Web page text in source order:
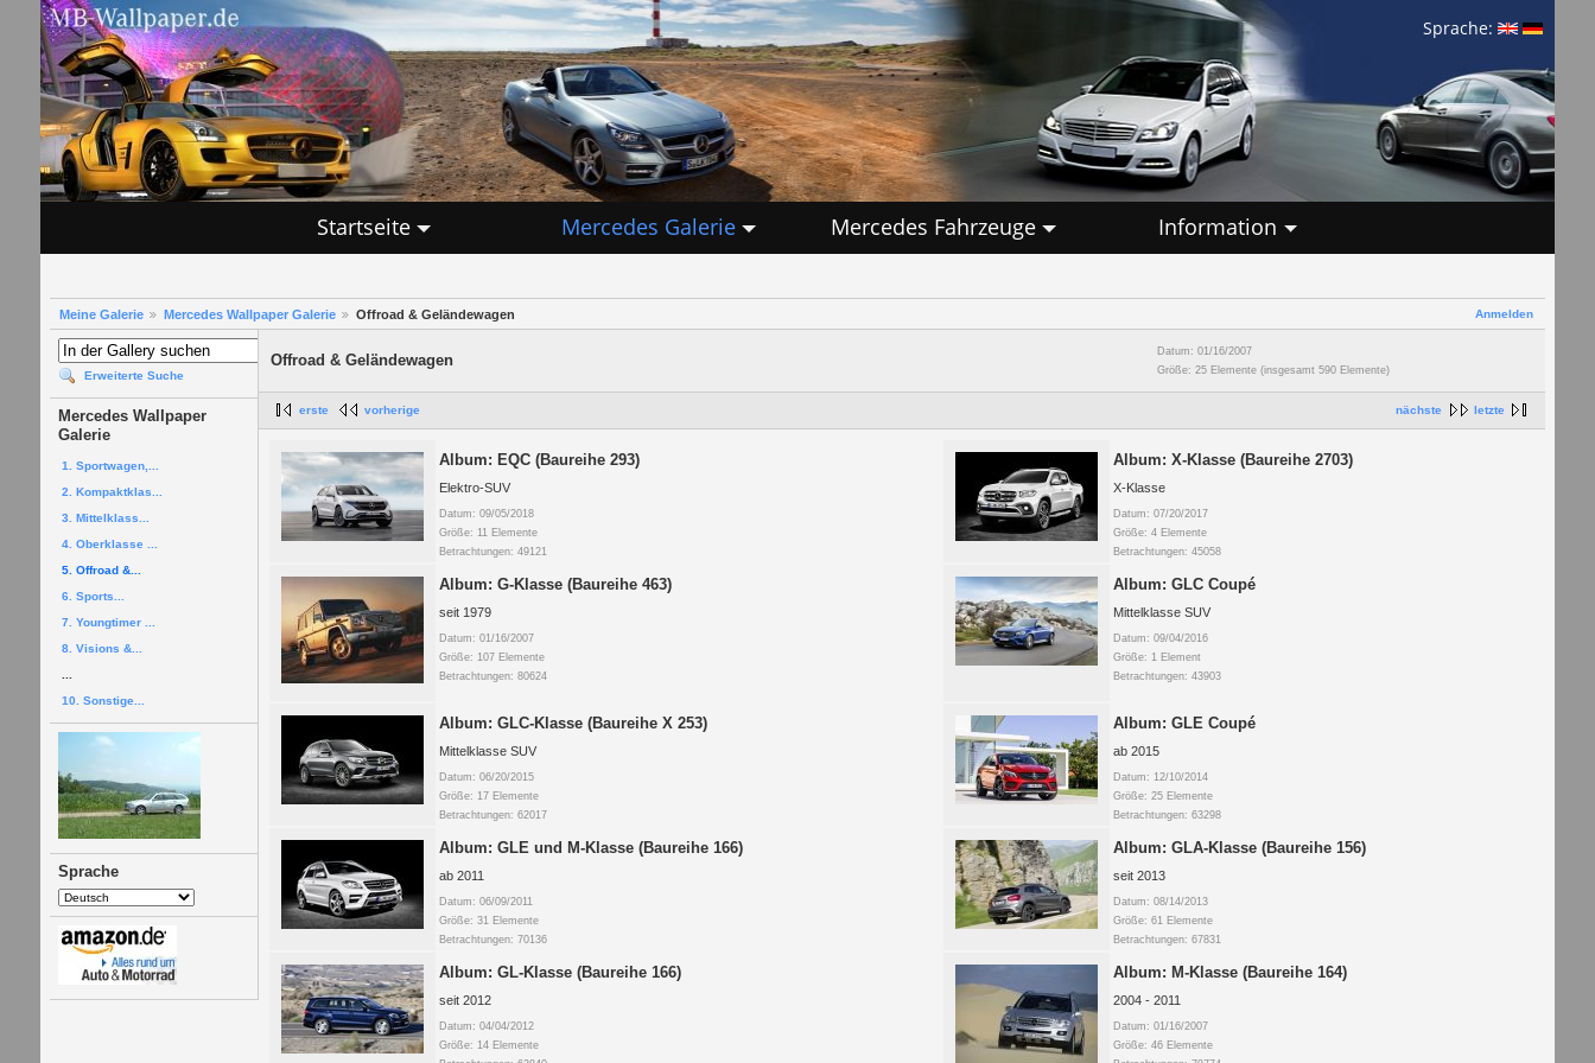
Sprache:
Startseite Mercedes Galerie Mercedes Fahrzeuge Information
Anmelden
Meine Galerie Mercedes Wallpaper Galerie Offroad & Geländewagen
Erweiterte Suche
Mercedes Wallpaper
Galerie
1. Sportwagen,...
2. Kompaktklas...
3. Mittelklass...
4. Oberklasse ...
5. Offroad &...
6. Sports...
7. Youngtimer ...
8. Visions &...
10. Sonstige...
Sprache
Offroad & Geländewagen
Datum: 01/16/2007
Größe: 25 Elemente (insgesamt 590 Elemente)
nächste letzte
erste vorherige
Album: EQC (Baureihe 293)
Elektro-SUV
Datum: 09/05/2018
Größe: 11 Elemente
Betrachtungen: 49121
Album: X-Klasse (Baureihe 2703)
X-Klasse
Datum: 07/20/2017
Größe: 4 Elemente
Betrachtungen: 45058
Album: G-Klasse (Baureihe 463)
seit 1979
Datum: 01/16/2007
Größe: 107 Elemente
Betrachtungen: 80624
Album: GLC Coupé
Mittelklasse SUV
Datum: 09/04/2016
Größe: 1 Element
Betrachtungen: 43903
Album: GLC-Klasse (Baureihe X 253)
Mittelklasse SUV
Datum: 06/20/2015
Größe: 17 Elemente
Betrachtungen: 62017
Album: GLE Coupé
ab 2015
Datum: 12/10/2014
Größe: 25 Elemente
Betrachtungen: 63298
Album: GLE und M-Klasse (Baureihe 166)
ab 2011
Datum: 06/09/2011
Größe: 31 Elemente
Betrachtungen: 70136
Album: GLA-Klasse (Baureihe 156)
seit 2013
Datum: 08/14/2013
Größe: 61 Elemente
Betrachtungen: 67831
Album: GL-Klasse (Baureihe 166)
seit 2012
Datum: 04/04/2012
Größe: 14 Elemente
Album: M-Klasse (Baureihe 164)
2004 - 2011
Datum: 01/16/2007
Größe: 46 Elemente